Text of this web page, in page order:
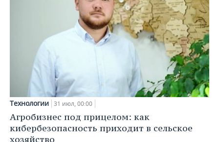
Технологии 31 июл, 00:00
Агробизнес под прицелом: как
кибербезопасность приходит в сельское
хозяйство